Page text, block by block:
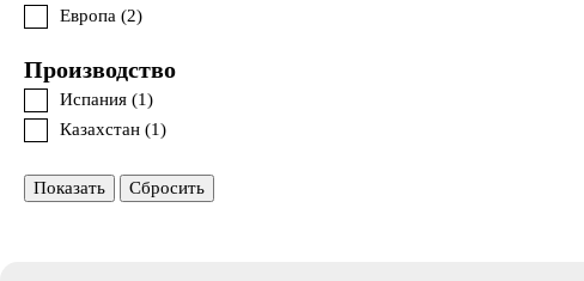
Европа (2)
Производство
Испания (1)
Казахстан (1)
Показать Сбросить